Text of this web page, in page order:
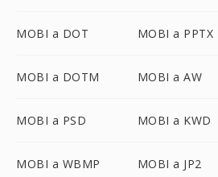
MOBI a DOT MOBI a PPTX
MOBI a DOTM MOBI a AW
MOBI a PSD MOBI a KWD
MOBI a WBMP MOBI a JP2